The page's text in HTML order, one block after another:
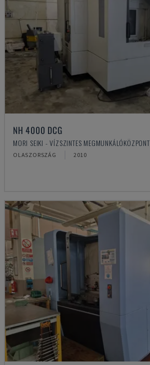
NH 4000 DCG
MORI SEIKI - VÍZSZINTES MEGMUNKÁLÓKÖZPONT
OLASZORSZÁG 2010